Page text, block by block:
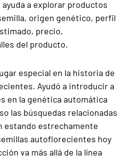
a explorar productos
origen genético, perfil
precio,
del producto.
especial en la historia de
Ayudó a introducir a
en la genética automática
las búsquedas relacionadas
estando estrechamente
autoflorecientes hoy
va más allá de la línea